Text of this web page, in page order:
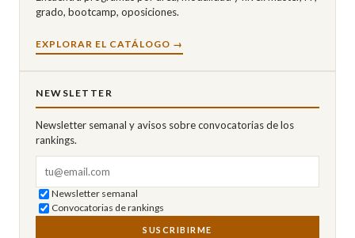
grado, bootcamp, oposiciones.
EXPLORAR EL CATÁLOGO →
NEWSLETTER
Newsletter semanal y avisos sobre convocatorias de los
rankings.
Newsletter semanal
Convocatorias de rankings
SUSCRIBIRME